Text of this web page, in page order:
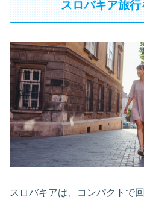
スロバキア旅
スロバキアは、コンパクトで